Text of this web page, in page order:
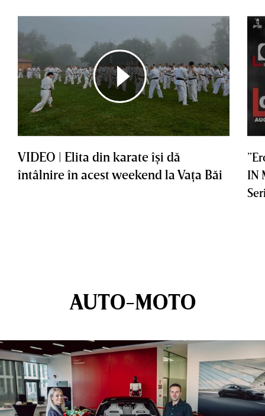
VIDEO | Elita din karate îşi dă
întâlnire în acest weekend la Vaţa Băi
IN
AUTO-MOTO